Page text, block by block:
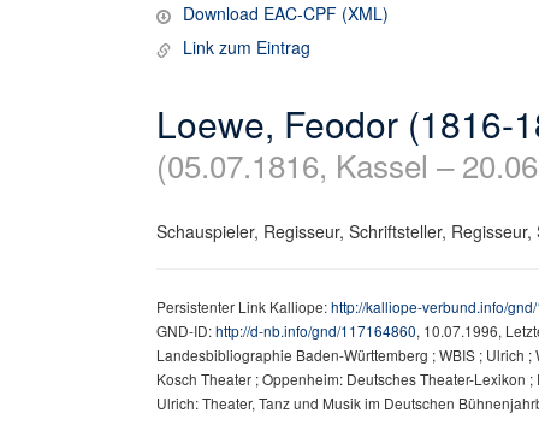
Download EAC-CPF (XML)
Link zum Eintrag
Loewe, Feodor (1816-
(05.07.1816, Kassel –
Schauspieler, Regisseur, Schriftsteller,
Persistenter Link Kalliope:http://kalliope-verbund.info/
GND-ID:http://d-nb.info/gnd/117164860, 10.07.1996,
Landesbibliographie Baden-Württemberg ; WBIS ; Ulrich
Kosch Theater ; Oppenheim: Deutsches Theater-
Ulrich: Theater, Tanz und Musik im Deutschen